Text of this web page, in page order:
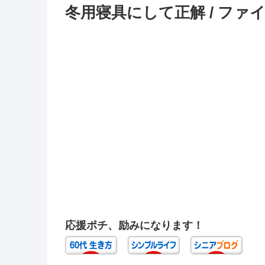
冬用寝具にして正解 / ファ
応援ポチ、励みになります！